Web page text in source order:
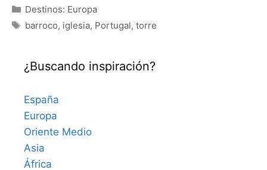
Categorías
Destinos: Europa
Etiquetas
barroco, iglesia, Portugal, torre
¿Buscando inspiración?
España
Europa
Oriente Medio
Asia
África